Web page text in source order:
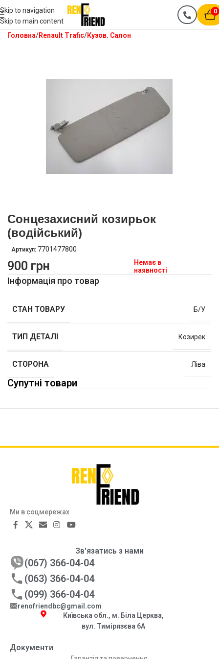
Skip to navigation
Skip to main content
0
Головна Renault Trafic Кузов. Салон
Сонцезахисний козирьок
(водійський)
Артикул: 7701477800
900 грн
Немає в
наявності
Інформація про товар
СТАН ТОВАРУ Б/У
ТИП ДЕТАЛІ Козирек
СТОРОНА Ліва
Супутні товари
Ми в соцмережах
Документи
Зв'язатись з нами
(067) 366-04-04
(063) 366-04-04
(099) 366-04-04
renofriendbc@gmail.com
Київська обл., м. Біла Церква,
вул. Тимірязєва 6А